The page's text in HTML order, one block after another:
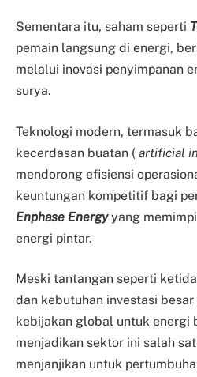
Sementara itu, saham seperti
pemain langsung di energi,
melalui inovasi penyimpanan
surya.
Teknologi modern, termasuk
kecerdasan buatan ( artificial
mendorong efisiensi
keuntungan kompetitif bagi
Enphase Energyyang
energi pintar.
Meski tantangan seperti
dan kebutuhan investasi
kebijakan global untuk energi
menjadikan sektor ini salah
menjanjikan untuk